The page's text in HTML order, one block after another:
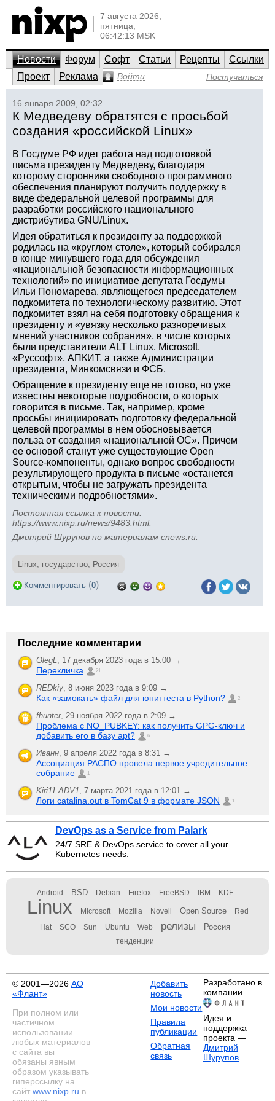
7 августа 2026,
пятница,
06:42:13 MSK
Новости Форум Софт Статьи Рецепты
Ссылки
Проект
Реклама Войти Постучаться
16 января 2009, 02:32
К Медведеву обратятся с просьбой
создания «российской Linux»
В Госдуме РФ идет работа над подготовкой
письма президенту Медведеву, благодаря
которому сторонники свободного программного
обеспечения планируют получить поддержку в
виде федеральной целевой программы для
разработки российского национального
дистрибутива GNU/Linux.
Идея обратиться к президенту за поддержкой
родилась на «круглом столе», который собирался
в конце минувшего года для обсуждения
«национальной безопасности информационных
технологий» по инициативе депутата Госдумы
Ильи Пономарева, являющегося председателем
подкомитета по технологическому развитию. Этот
подкомитет взял на себя подготовку обращения к
президенту и «увязку несколько разноречивых
мнений участников собрания», в числе которых
были представители ALT Linux, Microsoft,
«Руссофт», АПКИТ, а также Администрации
президента, Минкомсвязи и ФСБ.
Обращение к президенту еще не готово, но уже
известны некоторые подробности, о которых
говорится в письме. Так, например, кроме
просьбы инициировать подготовку федеральной
целевой программы в нем обосновывается
польза от создания «национальной ОС». Причем
ее основой станут уже существующие Open
Source-компоненты, однако вопрос свободности
результирующего продукта в письме «останется
открытым, чтобы не загружать президента
техническими подробностями».
Постоянная ссылка к новости:
https://www.nixp.ru/news/9483.html.
Дмитрий Шурупов по материалам cnews.ru
Linux, государство, Россия
Комментировать (0)
Последние комментарии
OlegL, 17 декабря 2023 года в 15:00 →
Перекличка 21
REDkiy, 8 июня 2023 года в 9:09 →
Как «замокать» файл для юниттеста в Python? 2
fhunter, 29 ноября 2022 года в 2:09 →
Проблема с NO_PUBKEY: как получить GPG-ключ и
добавить его в базу apt?
6
Иванн, 9 апреля 2022 года в 8:31 →
Ассоциация РАСПО провела первое учредительное
собрание
1
Kiri11.ADV1, 7 марта 2021 года в 12:01 →
Логи catalina.out в TomCat 9 в формате JSON 1
DevOps as a Service from Palark
24/7 SRE & DevOps service to cover all your
Kubernetes needs.
Android BSD Debian Firefox FreeBSD IBM KDE
Linux Microsoft Mozilla Novell Open Source Red
Hat SCO Sun Ubuntu Web релизы Россия
тенденции
© 2001—2026 АО
«Флант»
При полном или
частичном
использовании
любых материалов
с сайта вы
обязаны явным
образом указывать
гиперссылку на
сайт www.nixp.ru в
Добавить
новость
Мои новости
Правила
публикации
Обратная
связь
Разработано в
компании
Идея и
поддержка
проекта —
Дмитрий
Шурупов